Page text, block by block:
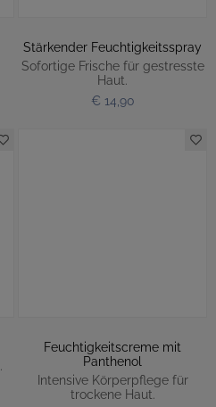
Stärkender Feuchtigkeitsspray
Sofortige Frische für gestresste
Haut.
€ 14,90
Feuchtigkeitscreme mit
Panthenol
Intensive Körperpflege für
trockene Haut.